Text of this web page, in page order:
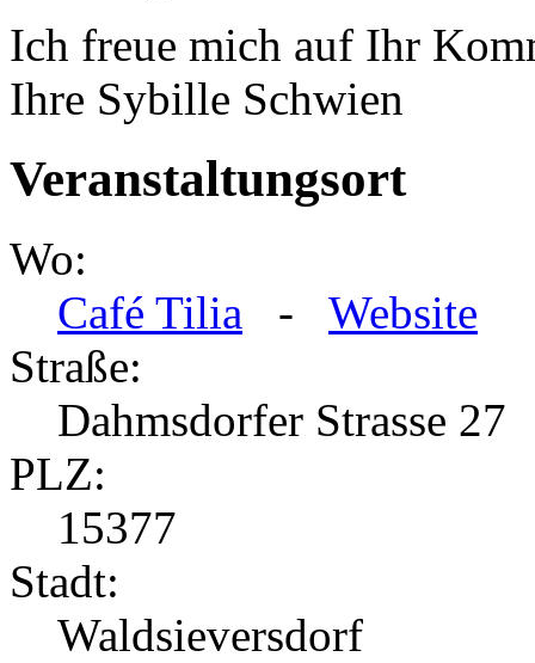
Ich freue mich auf Ihr
Ihre Sybille Schwien
Veranstaltungsort
Wo:
Café Tilia - Website
Straße:
Dahmsdorfer Strasse 27
PLZ:
15377
Stadt:
Waldsieversdorf